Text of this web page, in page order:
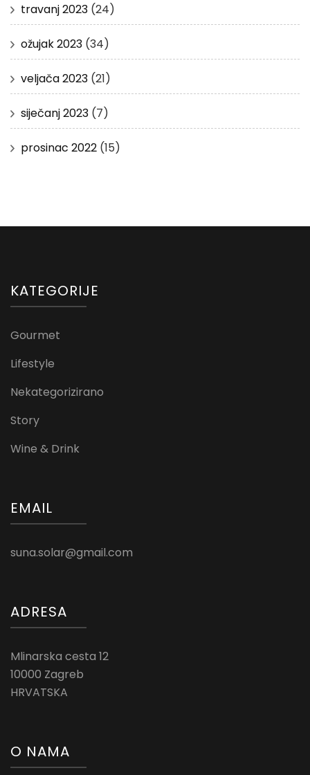
travanj 2023 (24)
ožujak 2023 (34)
veljača 2023 (21)
siječanj 2023 (7)
prosinac 2022 (15)
KATEGORIJE
Gourmet
Lifestyle
Nekategorizirano
Story
Wine & Drink
EMAIL
suna.solar@gmail.com
ADRESA
Mlinarska cesta 12
10000 Zagreb
HRVATSKA
O NAMA